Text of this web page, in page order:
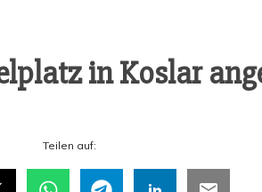
in Kos­lar
Tei­len auf: